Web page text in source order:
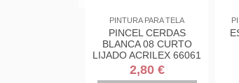
LIENZOS
LIENZO ALCARAZ 20P
73X54